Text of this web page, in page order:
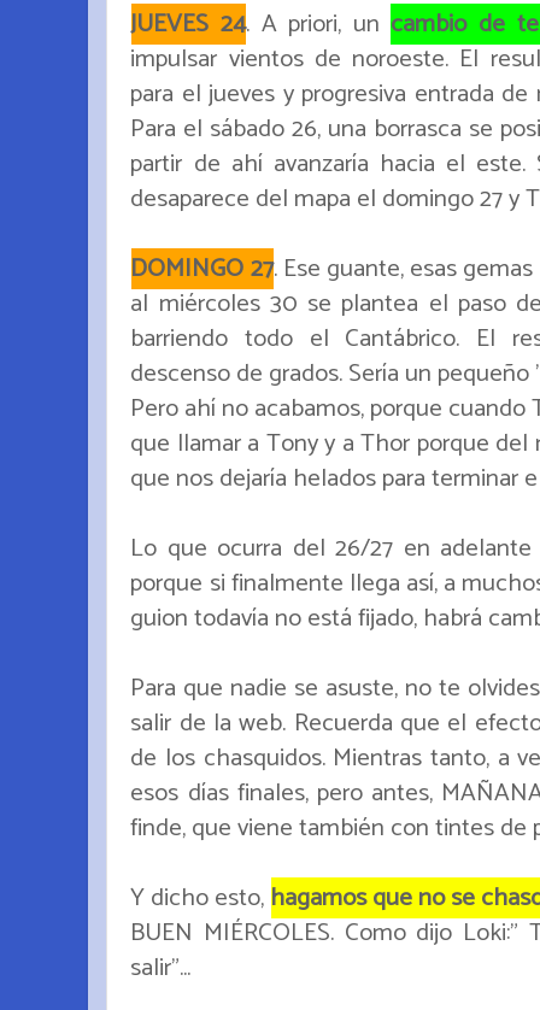
JUEVES 24. A priori, un cambio de
impulsar vientos de noroeste. El
para el jueves y progresiva entrada
Para el sábado 26, una borrasca se
partir de ahí avanzaría hacia el
desaparece del mapa el domingo 27 y
DOMINGO 27. Ese guante, esas
al miércoles 30 se plantea el paso
barriendo todo el Cantábrico. El
descenso de grados. Sería un
Pero ahí no acabamos, porque
que llamar a Tony y a Thor porque
que nos dejaría helados para terminar
Lo que ocurra del 26/27 en
porque si finalmente llega así, a
guion todavía no está fijado, habrá
Para que nadie se asuste, no te
salir de la web. Recuerda que el
de los chasquidos. Mientras tanto, a
esos días finales, pero antes,
finde, que viene también con tintes de
Y dicho esto, hagamos que no se
BUEN MIÉRCOLES. Como dijo
salir"...